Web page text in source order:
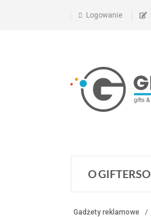
Logowanie
O GIFTERSO
Gadżety reklamowe